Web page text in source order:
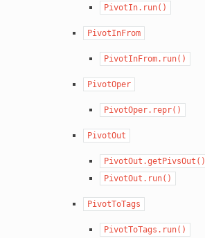
PivotIn.run()
PivotInFrom
PivotInFrom.run()
PivotOper
PivotOper.repr()
PivotOut
PivotOut.getPivsOut()
PivotOut.run()
PivotToTags
PivotToTags.run()